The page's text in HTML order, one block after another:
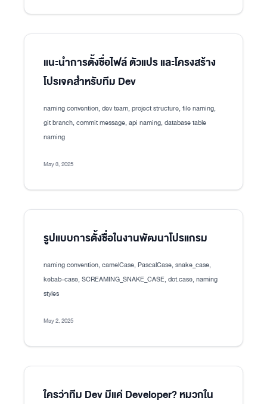
แนะนำการตั้งชื่อไฟล์ ตัวแปร และโครงสร้าง
โปรเจคสำหรับทีม Dev
naming convention, dev team, project structure, file naming,
git branch, commit message, api naming, database table
naming
May 3, 2025
รูปแบบการตั้งชื่อในงานพัฒนาโปรแกรม
naming convention, camelCase, PascalCase, snake_case,
kebab-case, SCREAMING_SNAKE_CASE, dot.case, naming
styles
May 2, 2025
ใครว่าทีม Dev มีแค่ Developer? หมวกใน